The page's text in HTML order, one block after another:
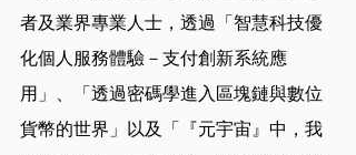
者及業界專業人士，透過「智慧科技優
化個人服務體驗－支付創新系統應
用」、「透過密碼學進入區塊鏈與數位
貨幣的世界」以及「『元宇宙』中，我